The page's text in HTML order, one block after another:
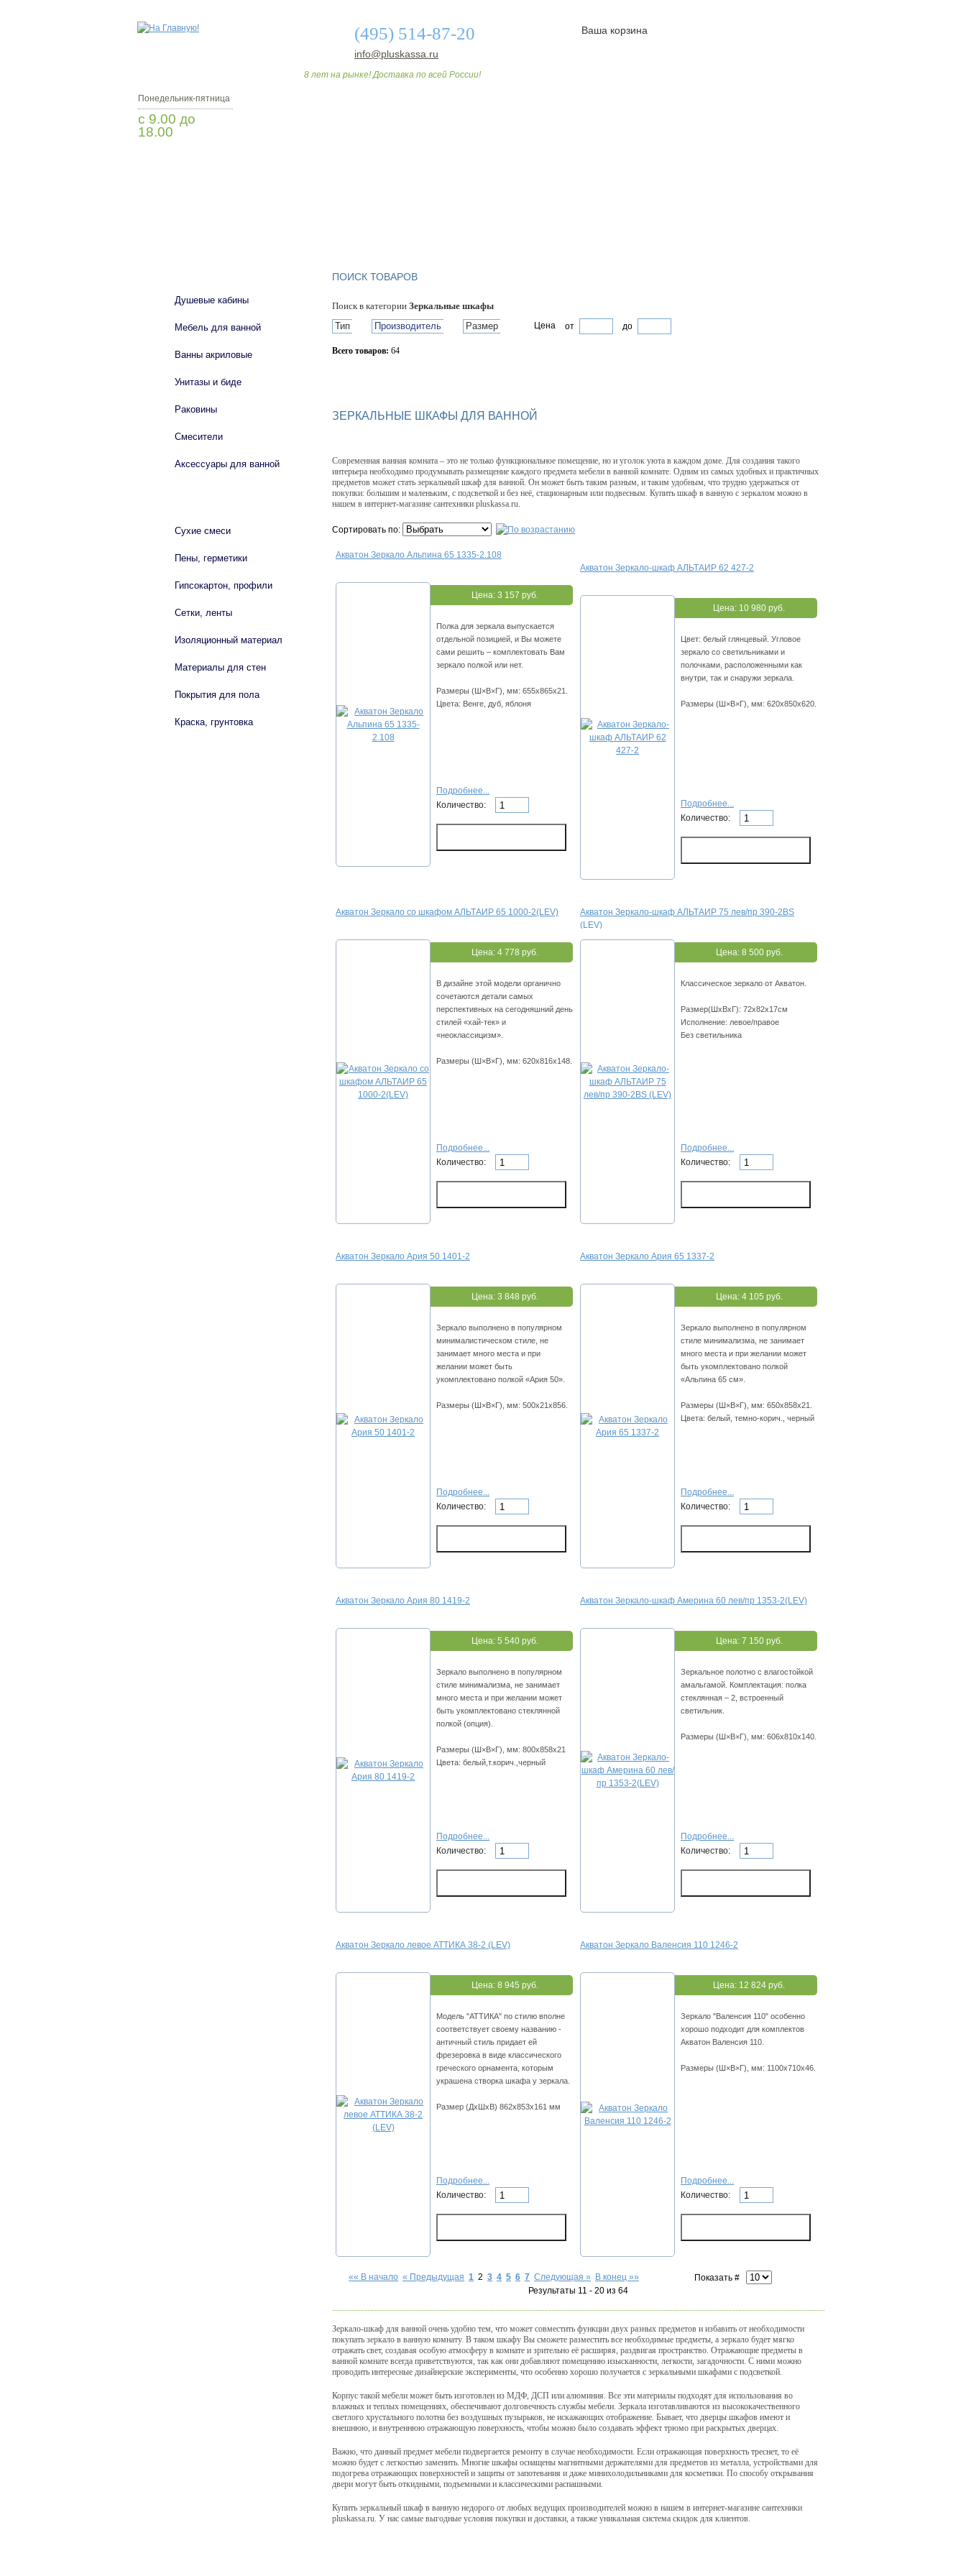
(495) 514-87-20
info@pluskassa.ru
8 лет на рынке! Доставка по всей России!
Ваша корзина
Понедельник-пятница
с 9.00 до
18.00
ПОИСК ТОВАРОВ
Поиск в категории Зеркальные шкафы
Тип
Производитель Размер Цена от до
Всего товаров: 64
ЗЕРКАЛЬНЫЕ ШКАФЫ ДЛЯ ВАННОЙ
Современная ванная комната – это не только функциональное помещение, но и уголок уюта в каждом доме. Для создания такого
интерьера необходимо продумывать размещение каждого предмета мебели в ванной комнате. Одним из самых удобных и практичных
предметов может стать зеркальный шкаф для ванной. Он может быть таким разным, и таким удобным, что трудно удержаться от
покупки: большим и маленьким, с подсветкой и без неё, стационарным или подвесным. Купить шкаф в ванную с зеркалом можно в
нашем в интернет-магазине сантехники pluskassa.ru.
Сортировать по:
Акватон Зеркало Альпина 65 1335-2.108
Цена: 3 157 руб.
Полка для зеркала выпускается
отдельной позицией, и Вы можете
сами решить – комплектовать Вам
зеркало полкой или нет.
Размеры (Ш×В×Г), мм: 655х865х21.
Цвета: Венге, дуб, яблоня
Подробнее...
Количество:
Акватон Зеркало-шкаф АЛЬТАИР 62 427-2
Цена: 10 980 руб.
Цвет: белый глянцевый. Угловое
зеркало со светильниками и
полочками, расположенными как
внутри, так и снаружи зеркала.
Размеры (Ш×В×Г), мм: 620х850х620.
Подробнее...
Количество:
Акватон Зеркало со шкафом АЛЬТАИР 65 1000-2(LEV)
Цена: 4 778 руб.
В дизайне этой модели органично
сочетаются детали самых
перспективных на сегодняшний день
стилей «хай-тек» и
«неоклассицизм».
Размеры (Ш×В×Г), мм: 620х816х148.
Подробнее...
Количество:
Акватон Зеркало-шкаф АЛЬТАИР 75 лев/пр 390-2BS
(LEV)
Цена: 8 500 руб.
Классическое зеркало от Акватон.
Размер(ШхВхГ): 72х82х17см
Исполнение: левое/правое
Без светильника
Подробнее...
Количество:
Акватон Зеркало Ария 50 1401-2
Цена: 3 848 руб.
Зеркало выполнено в популярном
минималистическом стиле, не
занимает много места и при
желании может быть
укомплектовано полкой «Ария 50».
Размеры (Ш×В×Г), мм: 500х21х856.
Подробнее...
Количество:
Акватон Зеркало Ария 65 1337-2
Цена: 4 105 руб.
Зеркало выполнено в популярном
стиле минимализма, не занимает
много места и при желании может
быть укомплектовано полкой
«Альпина 65 см».
Размеры (Ш×В×Г), мм: 650х858х21.
Цвета: белый, темно-корич., черный
Подробнее...
Количество:
Акватон Зеркало Ария 80 1419-2
Цена: 5 540 руб.
Зеркало выполнено в популярном
стиле минимализма, не занимает
много места и при желании может
быть укомплектовано стеклянной
полкой (опция).
Размеры (Ш×В×Г), мм: 800х858х21
Цвета: белый,т.корич.,черный
Подробнее...
Количество:
Акватон Зеркало-шкаф Америна 60 лев/пр 1353-2(LEV)
Цена: 7 150 руб.
Зеркальное полотно с влагостойкой
амальгамой. Комплектация: полка
стеклянная – 2, встроенный
светильник.
Размеры (Ш×В×Г), мм: 606х810х140.
Подробнее...
Количество:
Акватон Зеркало левое АТТИКА 38-2 (LEV)
Цена: 8 945 руб.
Модель "АТТИКА" по стилю вполне
соответствует своему названию -
античный стиль придает ей
фрезеровка в виде классического
греческого орнамента, которым
украшена створка шкафа у зеркала.
Размер (ДхШхВ) 862х853х161 мм
Подробнее...
Количество:
Акватон Зеркало Валенсия 110 1246-2
Цена: 12 824 руб.
Зеркало "Валенсия 110" особенно
хорошо подходит для комплектов
Акватон Валенсия 110.
Размеры (Ш×В×Г), мм: 1100x710x46.
Подробнее...
Количество:
«« В начало « Предыдущая 1 2 3 4 5 6 7 Следующая » В конец »»
Показать #
Результаты 11 - 20 из 64
Зеркало-шкаф для ванной очень удобно тем, что может совместить функции двух разных предметов и избавить от необходимости
покупать зеркало в ванную комнату. В таком шкафу Вы сможете разместить все необходимые предметы, а зеркало будет мягко
отражать свет, создавая особую атмосферу в комнате и зрительно её расширяя, раздвигая пространство. Отражающие предметы в
ванной комнате всегда приветствуются, так как они добавляют помещению изысканности, легкости, загадочности. С ними можно
проводить интересные дизайнерские эксперименты, что особенно хорошо получается с зеркальными шкафами с подсветкой.
Корпус такой мебели может быть изготовлен из МДФ, ДСП или алюминия. Все эти материалы подходят для использования во
влажных и теплых помещениях, обеспечивают долговечность службы мебели. Зеркала изготавливаются из высококачественного
светлого хрустального полотна без воздушных пузырьков, не искажающих отображение. Бывает, что дверцы шкафов имеют и
внешнюю, и внутреннюю отражающую поверхность, чтобы можно было создавать эффект трюмо при раскрытых дверцах.
Важно, что данный предмет мебели подвергается ремонту в случае необходимости. Если отражающая поверхность треснет, то её
можно будет с легкостью заменить. Многие шкафы оснащены магнитными держателями для предметов из металла, устройствами для
подогрева отражающих поверхностей и защиты от запотевания и даже минихолодильниками для косметики. По способу открывания
двери могут быть откидными, подъемными и классическими распашными.
Купить зеркальный шкаф в ванную недорого от любых ведущих производителей можно в нашем в интернет-магазине сантехники
pluskassa.ru. У нас самые выгодные условия покупки и доставки, а также уникальная система скидок для клиентов.
Душевые кабины
Мебель для ванной
Ванны акриловые
Унитазы и биде
Раковины
Смесители
Аксессуары для ванной
Сухие смеси
Пены, герметики
Гипсокартон, профили
Сетки, ленты
Изоляционный материал
Материалы для стен
Покрытия для пола
Краска, грунтовка